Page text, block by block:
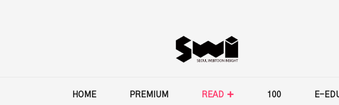
HOME PREMIUM READ 100 E-